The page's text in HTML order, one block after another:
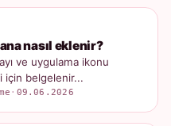
nasıl eklenir?
ve uygulama ikonu
için belgelenir...
· 09.06.2026